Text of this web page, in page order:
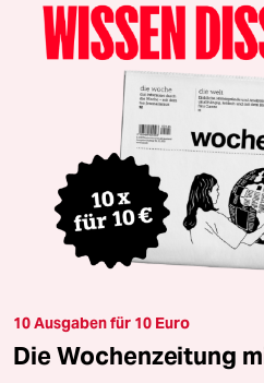
10 Ausgaben für 10 Euro
Die Wochenzeitung